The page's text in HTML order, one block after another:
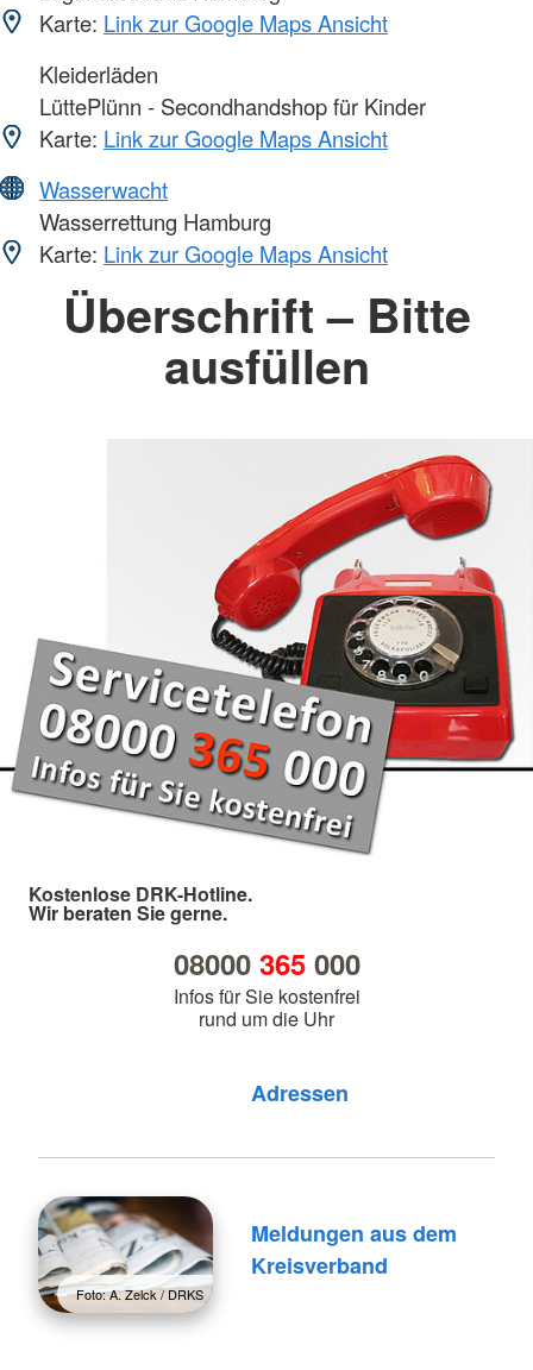
Karte: Link zur Google Maps Ansicht
Kleiderläden
LüttePlünn - Secondhandshop für Kinder
Karte: Link zur Google Maps Ansicht
Wasserwacht
Wasserrettung Hamburg
Karte: Link zur Google Maps Ansicht
Überschrift – Bitte
ausfüllen
Kostenlose DRK-Hotline.
Wir beraten Sie gerne.
08000 365000
Infos für Sie kostenfrei
rund um die Uhr
Adressen
Foto: A. Zelck / DRKS
Meldungen aus dem
Kreisverband